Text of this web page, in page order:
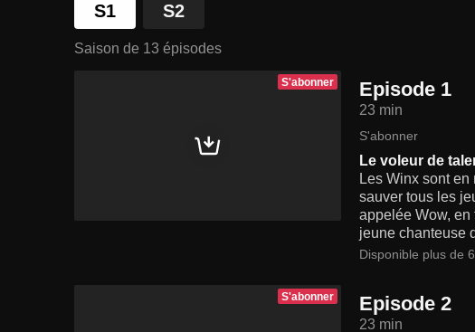
S1 S2
Saison de 13 épisodes
S'abonner Episode 1
23 min
S'abonner
Le voleur de
Les Winx sont
sauver tous les
appelée Wow,
jeune chanteuse
Disponible plus de
S'abonner Episode 2
23 min